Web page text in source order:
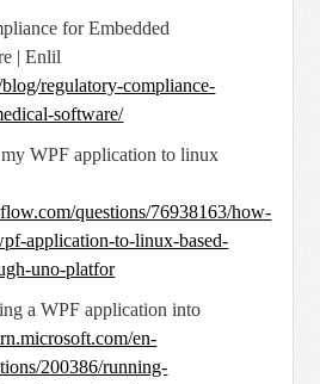
for Embedded
| Enlil
blog/regulatory-compliance-
software/
WPF application to linux
questions/76938163/how-
application-to-linux-based-
uno-platfor
a WPF application into
en-
200386/running-